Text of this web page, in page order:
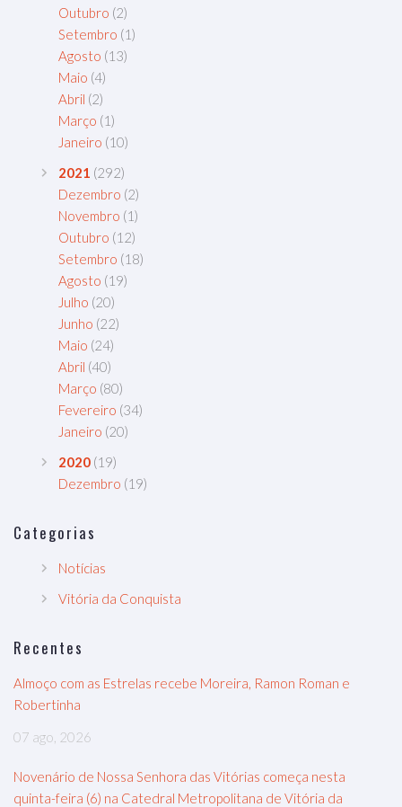
Outubro (2)
Setembro (1)
Agosto (13)
Maio (4)
Abril (2)
Março (1)
Janeiro (10)
2021 (292)
Dezembro (2)
Novembro (1)
Outubro (12)
Setembro (18)
Agosto (19)
Julho (20)
Junho (22)
Maio (24)
Abril (40)
Março (80)
Fevereiro (34)
Janeiro (20)
2020 (19)
Dezembro (19)
Categorias
Notícias
Vitória da Conquista
Recentes
Almoço com as Estrelas recebe Moreira, Ramon Roman e
Robertinha
07 ago, 2026
Novenário de Nossa Senhora das Vitórias começa nesta
quinta-feira (6) na Catedral Metropolitana de Vitória da